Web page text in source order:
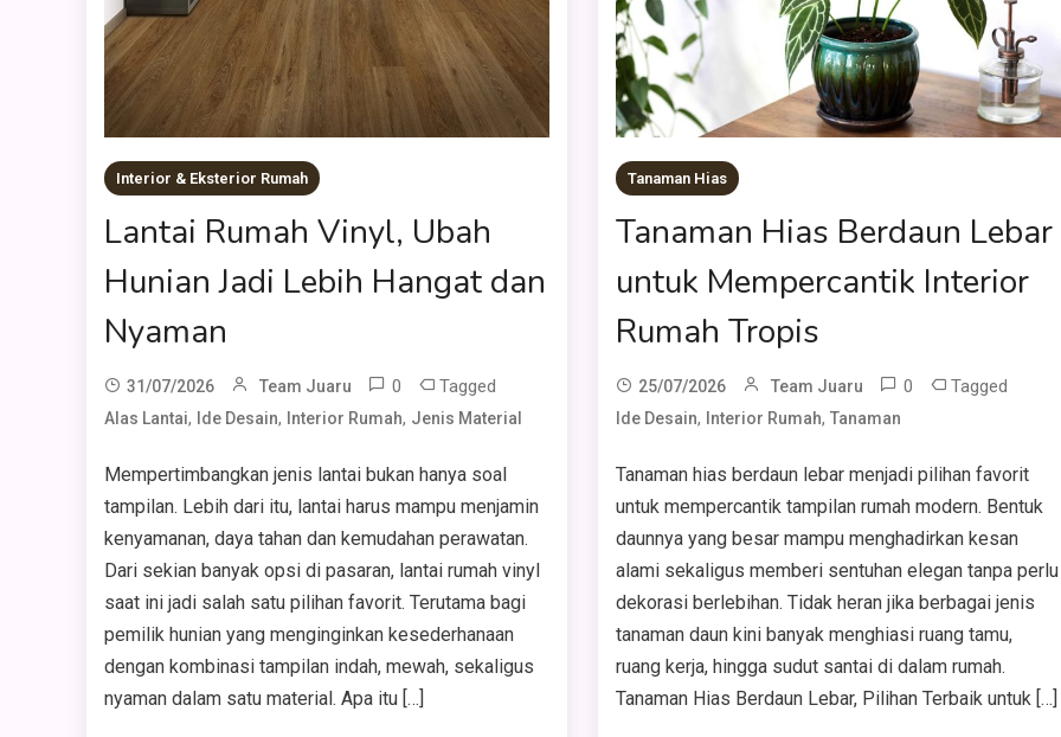
Interior & Eksterior Rumah
Lantai Rumah Vinyl, Ubah
Hunian Jadi Lebih Hangat dan
Nyaman
31/07/2026 Team Juaru 0 Tagged
Alas Lantai, Ide Desain, Interior Rumah, Jenis Material
Mempertimbangkan jenis lantai bukan hanya soal
tampilan. Lebih dari itu, lantai harus mampu menjamin
kenyamanan, daya tahan dan kemudahan perawatan.
Dari sekian banyak opsi di pasaran, lantai rumah vinyl
saat ini jadi salah satu pilihan favorit. Terutama bagi
pemilik hunian yang menginginkan kesederhanaan
dengan kombinasi tampilan indah, mewah, sekaligus
nyaman dalam satu material. Apa itu […]
Tanaman Hias
Tanaman Hias Berdaun Lebar
untuk Mempercantik Interior
Rumah Tropis
25/07/2026 Team Juaru 0 Tagged
Ide Desain, Interior Rumah,Tanaman
Tanaman hias berdaun lebar menjadi pilihan favorit
untuk mempercantik tampilan rumah modern. Bentuk
daunnya yang besar mampu menghadirkan kesan
alami sekaligus memberi sentuhan elegan tanpa perlu
dekorasi berlebihan. Tidak heran jika berbagai jenis
tanaman daun kini banyak menghiasi ruang tamu,
ruang kerja, hingga sudut santai di dalam rumah.
Tanaman Hias Berdaun Lebar, Pilihan Terbaik untuk […]